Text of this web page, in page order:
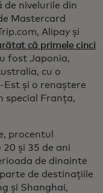
de nivelurile din
Mastercard
Alipay și
că primele cinci
fost Japonia,
cu o
Est și o renaștere
special Franța,
procentul
și 35 de ani
de dinainte
de destinațiile
și Shanghai,